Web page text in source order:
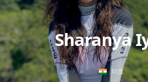
Sharanya
印度